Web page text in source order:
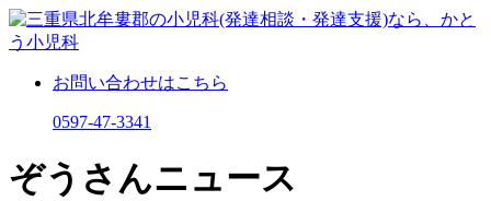
お問い合わせはこちら
0597-47-3341
ぞうさんニュース